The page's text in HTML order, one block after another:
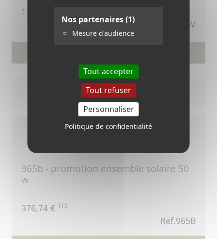
Nos partenaires(1)
Mesure d'audience
Tout accepter
Tout refuser
Personnaliser
Politique de confidentialité
15,12 €
Ref.406V
965b - promotion ensemble solaire 50
w
376,74 € TTC
Ref.965B